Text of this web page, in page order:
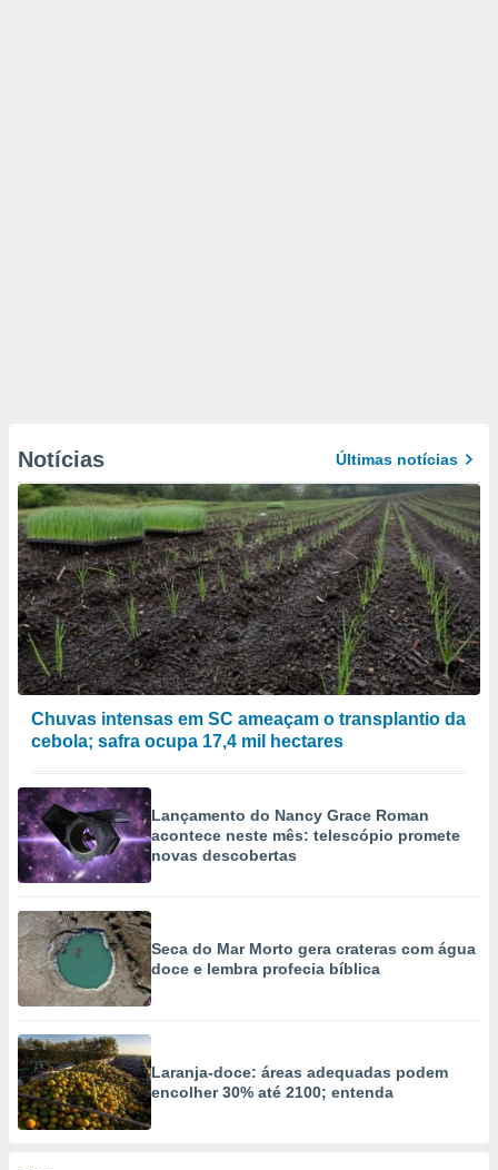
Notícias Últimas notícias
Chuvas intensas em SC ameaçam o transplantio da
cebola; safra ocupa 17,4 mil hectares
Lançamento do Nancy Grace Roman
acontece neste mês: telescópio promete
novas descobertas
Seca do Mar Morto gera crateras com água
doce e lembra profecia bíblica
Laranja-doce: áreas adequadas podem
encolher 30% até 2100; entenda